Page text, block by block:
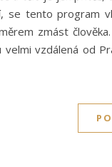
se tento program
zmást
velmi vzdálená od